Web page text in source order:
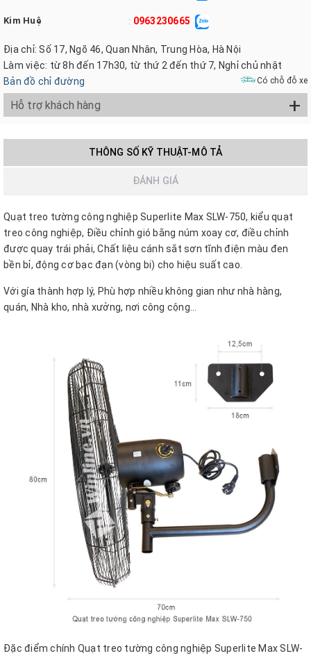
Kim Huệ : 0963230665
Địa chỉ: Số 17, Ngõ 46, Quan Nhân, Trung Hòa, Hà Nội
Làm việc: từ 8h đến 17h30, từ thứ 2 đến thứ 7, Nghỉ chủ nhật
Bản đồ chỉ đường
Có chỗ đỗ xe
Hỗ trợ khách hàng +
THÔNG SỐ KỸ THUẬT-MÔ TẢ
ĐÁNH GIÁ
Quạt treo tường công nghiệp Superlite Max SLW-750, kiểu quạt
treo công nghiệp, Điều chỉnh gió bằng núm xoay cơ, điều chỉnh
được quay trái phải, Chất liệu cánh sắt sơn tĩnh điện màu đen
bền bỉ, động cơ bạc đạn (vòng bi) cho hiệu suất cao.
Với gía thành hợp lý, Phù hợp nhiều không gian như nhà hàng,
quán, Nhà kho, nhà xưởng, nơi công cộng...
Đặc điểm chính Quạt treo tường công nghiệp Superlite Max SLW-